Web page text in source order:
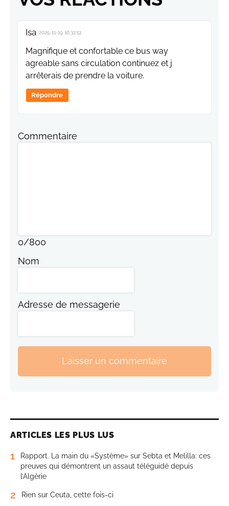
Isa 2025-11-19 16:32:51
Magnifique et confortable ce bus way
agreable sans circulation continuez et j
arrêterais de prendre la voiture.
Répondre
Commentaire
0/800
Nom
Adresse de messagerie
Laisser un commentaire
ARTICLES LES PLUS LUS
1
Rapport. La main du «Système» sur Sebta et Melilla: ces
preuves qui démontrent un assaut téléguidé depuis
l’Algérie
2 Rien sur Ceuta, cette fois-ci